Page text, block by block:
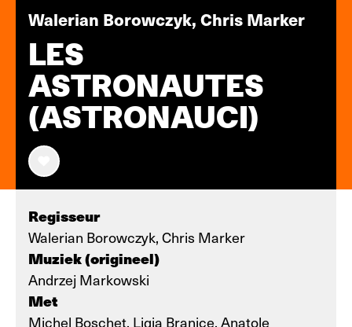
Walerian Borowczyk, Chris Marker
LES
ASTRONAUTES
(ASTRONAUCI)
Regisseur
Walerian Borowczyk, Chris Marker
Muziek (origineel)
Andrzej Markowski
Met
Michel Boschet, Ligia Branice, Anatole